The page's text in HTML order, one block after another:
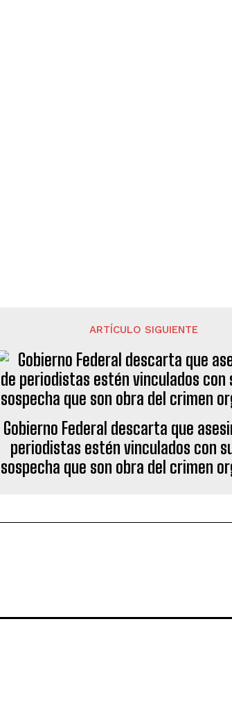
ARTÍCULO SIGUIENTE
Gobierno Federal descarta que
periodistas estén vinculados con
sospecha que son obra del crimen